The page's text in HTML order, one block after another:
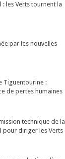
les Verts tournent la
par les nouvelles
Tiguentourine :
de pertes humaines
technique de la
pour diriger les Verts